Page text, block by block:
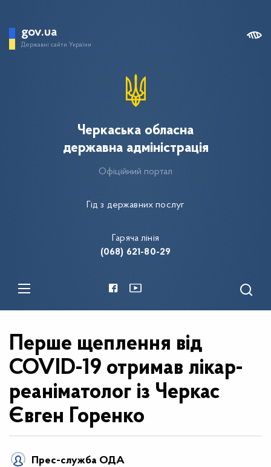
gov.ua
Державні сайти України
Гід з державних послуг
Черкаська обласна
державна адміністрація
Офіційний портал
Гаряча лінія
(068) 621-80-29
Перше щеплення від
COVID-19 отримав лікар-
реаніматолог із Черкас
Євген Горенко
Прес-служба ОДА